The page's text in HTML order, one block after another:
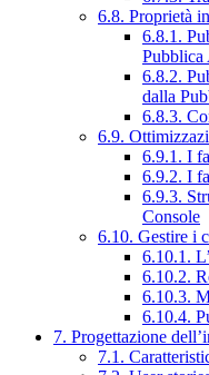
6.8. Proprietà
6.8.1.
Pubblica
6.8.2.
dalla
6.8.3.
6.9.
6.9.1. I
6.9.2. I
6.9.3.
Console
6.10. Gestire i
6.10.1.
6.10.2.
6.10.3.
6.10.4.
7. Progettazione
7.1.